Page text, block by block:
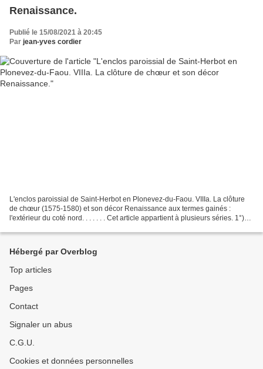
Renaissance.
Publié le 15/08/2021 à 20:45
Par jean-yves cordier
L'enclos paroissial de Saint-Herbot en Plonevez-du-Faou. VIIIa. La clôture
de chœur (1575-1580) et son décor Renaissance aux termes gainés :
l'extérieur du coté nord. . . . . . . Cet article appartient à plusieurs séries. 1°)
Hébergé par Overblog
Top articles
Pages
Contact
Signaler un abus
C.G.U.
Cookies et données personnelles